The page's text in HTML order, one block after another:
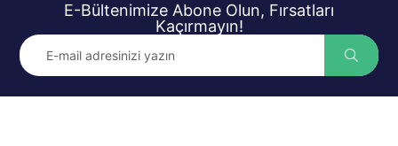
E-Bültenimize Abone Olun, Fırsatları
Kaçırmayın!